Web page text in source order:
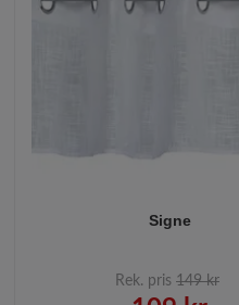
Signe
Rek. pris 149 kr